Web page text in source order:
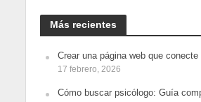
Más recientes
Crear una página web que
17 febrero, 2026
Cómo buscar psicólogo: Guía